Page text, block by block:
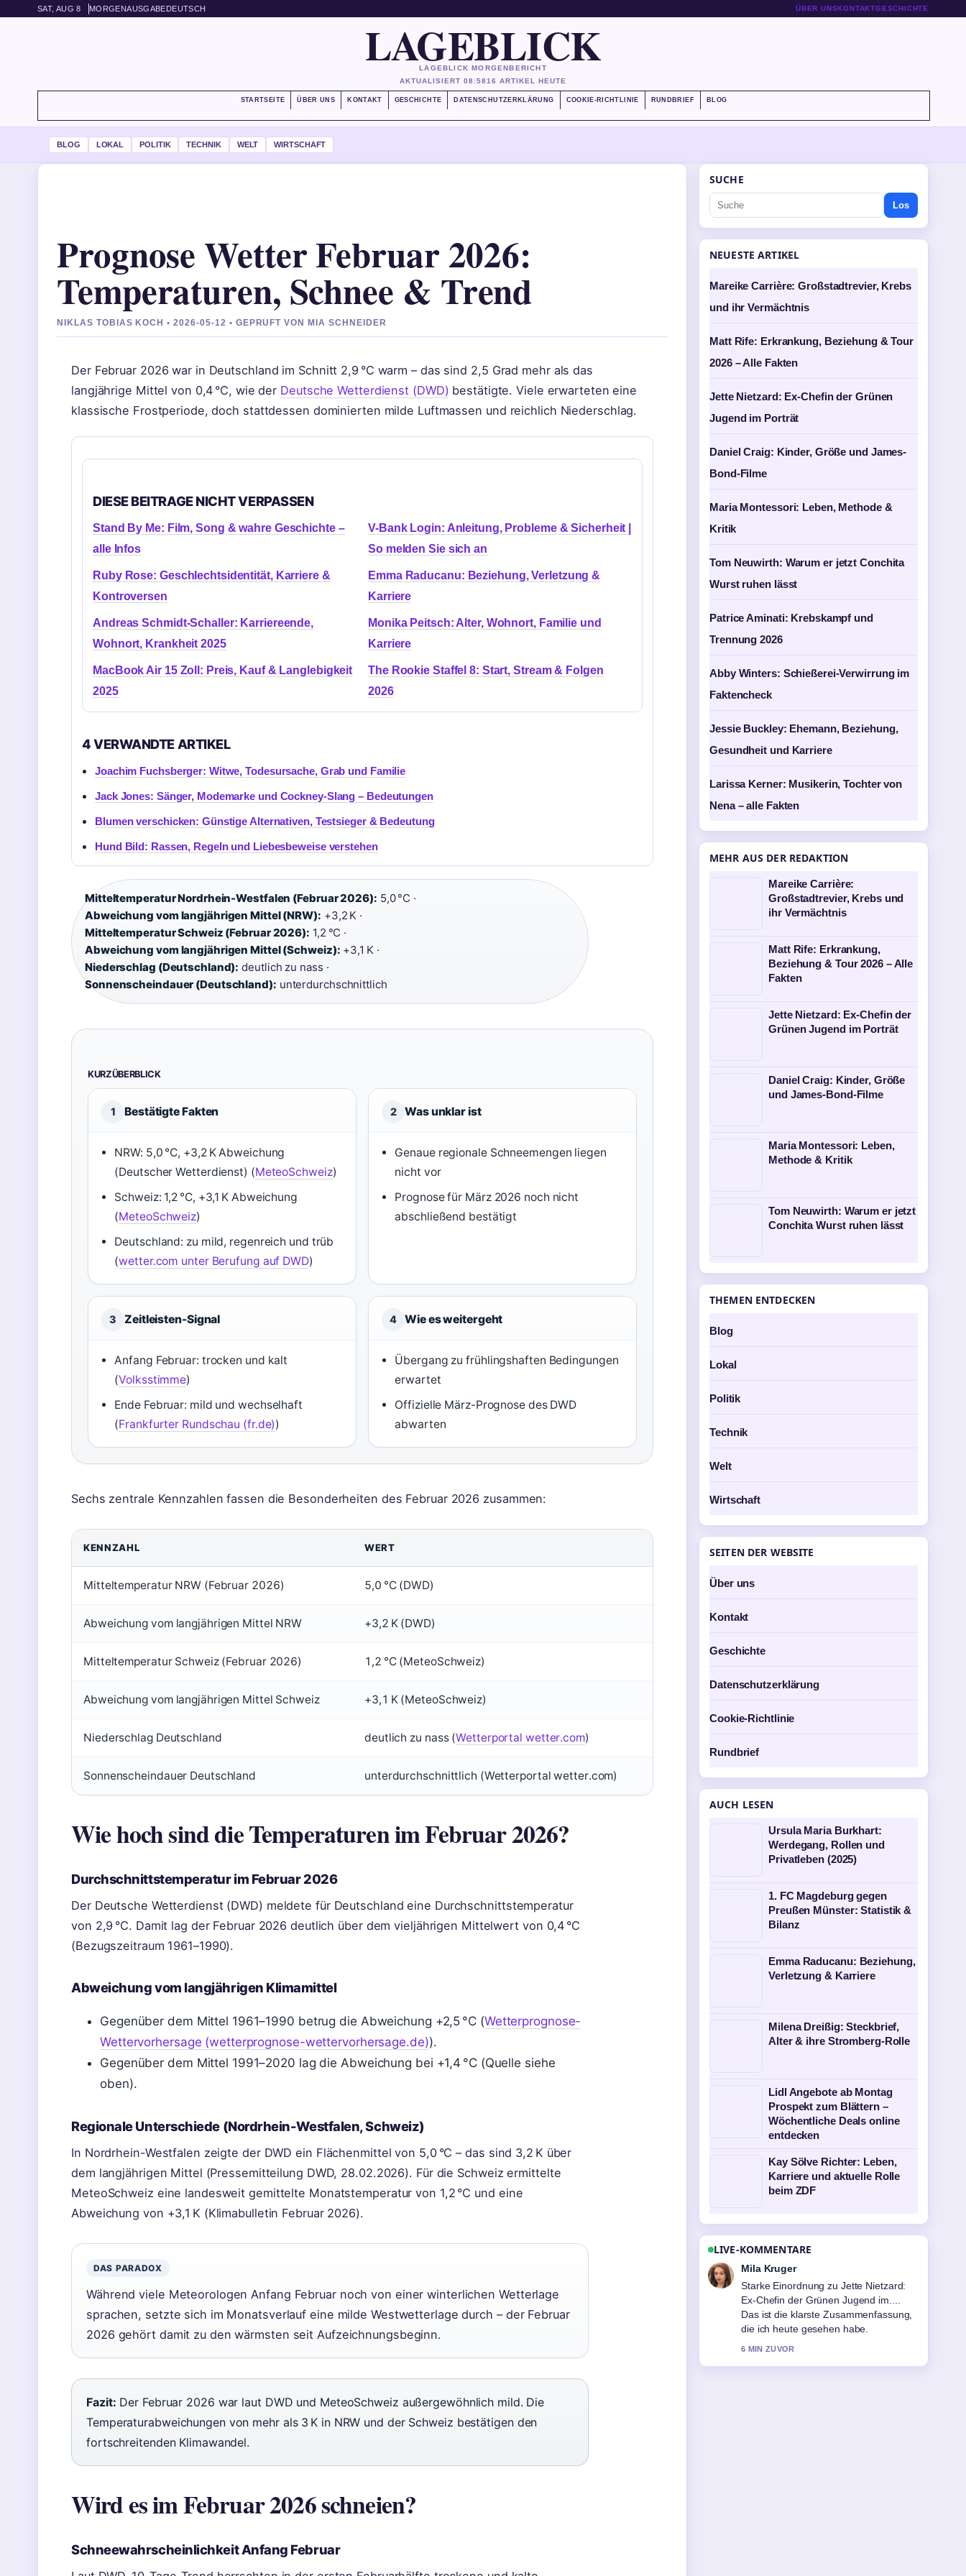
SAT, AUG 8 MORGENAUSGABEDEUTSCH ÜBER UNSKONTAKTGESCHICHTE
LAGEBLICK
LAGEBLICK MORGENBERICHT
AKTUALISIERT 08:5816 ARTIKEL HEUTE
STARTSEITE ÜBER UNS KONTAKT GESCHICHTE DATENSCHUTZERKLÄRUNG COOKIE-RICHTLINIE RUNDBRIEF BLOG
BLOG LOKAL POLITIK TECHNIK WELT WIRTSCHAFT
Prognose Wetter Februar 2026:
Temperaturen, Schnee & Trend
NIKLAS TOBIAS KOCH • 2026-05-12 • GEPRUFT VON MIA SCHNEIDER
Der Februar 2026 war in Deutschland im Schnitt 2,9 °C warm – das sind 2,5 Grad mehr als das
langjährige Mittel von 0,4 °C, wie der Deutsche Wetterdienst (DWD) bestätigte. Viele erwarteten eine
klassische Frostperiode, doch stattdessen dominierten milde Luftmassen und reichlich Niederschlag.
DIESE BEITRAGE NICHT VERPASSEN
Stand By Me: Film, Song & wahre Geschichte –
alle Infos
V-Bank Login: Anleitung, Probleme & Sicherheit |
So melden Sie sich an
Ruby Rose: Geschlechtsidentität, Karriere &
Kontroversen
Emma Raducanu: Beziehung, Verletzung &
Karriere
Andreas Schmidt-Schaller: Karriereende,
Wohnort, Krankheit 2025
Monika Peitsch: Alter, Wohnort, Familie und
Karriere
MacBook Air 15 Zoll: Preis, Kauf & Langlebigkeit
2025
The Rookie Staffel 8: Start, Stream & Folgen
2026
4 VERWANDTE ARTIKEL
Joachim Fuchsberger: Witwe, Todesursache, Grab und Familie
Jack Jones: Sänger, Modemarke und Cockney-Slang – Bedeutungen
Blumen verschicken: Günstige Alternativen, Testsieger & Bedeutung
Hund Bild: Rassen, Regeln und Liebesbeweise verstehen
Mitteltemperatur Nordrhein-Westfalen (Februar 2026): 5,0 °C ·
Abweichung vom langjährigen Mittel (NRW): +3,2 K ·
Mitteltemperatur Schweiz (Februar 2026): 1,2 °C ·
Abweichung vom langjährigen Mittel (Schweiz): +3,1 K ·
Niederschlag (Deutschland): deutlich zu nass ·
Sonnenscheindauer (Deutschland): unterdurchschnittlich
KURZÜBERBLICK
1 Bestätigte Fakten
NRW: 5,0 °C, +3,2 K Abweichung
(Deutscher Wetterdienst) (MeteoSchweiz)
Schweiz: 1,2 °C, +3,1 K Abweichung
(MeteoSchweiz)
Deutschland: zu mild, regenreich und trüb
(wetter.com unter Berufung auf DWD)
2 Was unklar ist
Genaue regionale Schneemengen liegen
nicht vor
Prognose für März 2026 noch nicht
abschließend bestätigt
3 Zeitleisten-Signal
Anfang Februar: trocken und kalt
(Volksstimme)
Ende Februar: mild und wechselhaft
(Frankfurter Rundschau (fr.de))
4 Wie es weitergeht
Übergang zu frühlingshaften Bedingungen
erwartet
Offizielle März-Prognose des DWD
abwarten
Sechs zentrale Kennzahlen fassen die Besonderheiten des Februar 2026 zusammen:
KENNZAHL WERT
Mitteltemperatur NRW (Februar 2026) 5,0 °C (DWD)
Abweichung vom langjährigen Mittel NRW +3,2 K (DWD)
Mitteltemperatur Schweiz (Februar 2026) 1,2 °C (MeteoSchweiz)
Abweichung vom langjährigen Mittel Schweiz +3,1 K (MeteoSchweiz)
Niederschlag Deutschland deutlich zu nass (Wetterportal wetter.com)
Sonnenscheindauer Deutschland unterdurchschnittlich (Wetterportal wetter.com)
Wie hoch sind die Temperaturen im Februar 2026?
Durchschnittstemperatur im Februar 2026
Der Deutsche Wetterdienst (DWD) meldete für Deutschland eine Durchschnittstemperatur
von 2,9 °C. Damit lag der Februar 2026 deutlich über dem vieljährigen Mittelwert von 0,4 °C
(Bezugszeitraum 1961–1990).
Abweichung vom langjährigen Klimamittel
Gegenüber dem Mittel 1961–1990 betrug die Abweichung +2,5 °C (Wetterprognose-
Wettervorhersage (wetterprognose-wettervorhersage.de)).
Gegenüber dem Mittel 1991–2020 lag die Abweichung bei +1,4 °C (Quelle siehe
oben).
Regionale Unterschiede (Nordrhein-Westfalen, Schweiz)
In Nordrhein-Westfalen zeigte der DWD ein Flächenmittel von 5,0 °C – das sind 3,2 K über
dem langjährigen Mittel (Pressemitteilung DWD, 28.02.2026). Für die Schweiz ermittelte
MeteoSchweiz eine landesweit gemittelte Monatstemperatur von 1,2 °C und eine
Abweichung von +3,1 K (Klimabulletin Februar 2026).
DAS PARADOX
Während viele Meteorologen Anfang Februar noch von einer winterlichen Wetterlage
sprachen, setzte sich im Monatsverlauf eine milde Westwetterlage durch – der Februar
2026 gehört damit zu den wärmsten seit Aufzeichnungsbeginn.
Fazit: Der Februar 2026 war laut DWD und MeteoSchweiz außergewöhnlich mild. Die
Temperaturabweichungen von mehr als 3 K in NRW und der Schweiz bestätigen den
fortschreitenden Klimawandel.
Wird es im Februar 2026 schneien?
Schneewahrscheinlichkeit Anfang Februar
SUCHE
Los
NEUESTE ARTIKEL
Mareike Carrière: Großstadtrevier, Krebs
und ihr Vermächtnis
Matt Rife: Erkrankung, Beziehung & Tour
2026 – Alle Fakten
Jette Nietzard: Ex-Chefin der Grünen
Jugend im Porträt
Daniel Craig: Kinder, Größe und James-
Bond-Filme
Maria Montessori: Leben, Methode &
Kritik
Tom Neuwirth: Warum er jetzt Conchita
Wurst ruhen lässt
Patrice Aminati: Krebskampf und
Trennung 2026
Abby Winters: Schießerei-Verwirrung im
Faktencheck
Jessie Buckley: Ehemann, Beziehung,
Gesundheit und Karriere
Larissa Kerner: Musikerin, Tochter von
Nena – alle Fakten
MEHR AUS DER REDAKTION
Mareike Carrière:
Großstadtrevier, Krebs und
ihr Vermächtnis
Matt Rife: Erkrankung,
Beziehung & Tour 2026 – Alle
Fakten
Jette Nietzard: Ex-Chefin der
Grünen Jugend im Porträt
Daniel Craig: Kinder, Größe
und James-Bond-Filme
Maria Montessori: Leben,
Methode & Kritik
Tom Neuwirth: Warum er jetzt
Conchita Wurst ruhen lässt
THEMEN ENTDECKEN
Blog
Lokal
Politik
Technik
Welt
Wirtschaft
SEITEN DER WEBSITE
Über uns
Kontakt
Geschichte
Datenschutzerklärung
Cookie-Richtlinie
Rundbrief
AUCH LESEN
Ursula Maria Burkhart:
Werdegang, Rollen und
Privatleben (2025)
1. FC Magdeburg gegen
Preußen Münster: Statistik &
Bilanz
Emma Raducanu: Beziehung,
Verletzung & Karriere
Milena Dreißig: Steckbrief,
Alter & ihre Stromberg-Rolle
Lidl Angebote ab Montag
Prospekt zum Blättern –
Wöchentliche Deals online
entdecken
Kay Sölve Richter: Leben,
Karriere und aktuelle Rolle
beim ZDF
LIVE-KOMMENTARE
Jonas Wagner
Verfolge Mareike Carrière:
Großstadtrevier, Krebs und ihr
Vermächtnis genau – schaetze den
ausgewogenen Ton hier.
8 MIN ZUVOR